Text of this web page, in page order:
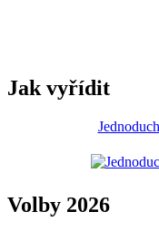
Jak vyřídit
Volby 2026